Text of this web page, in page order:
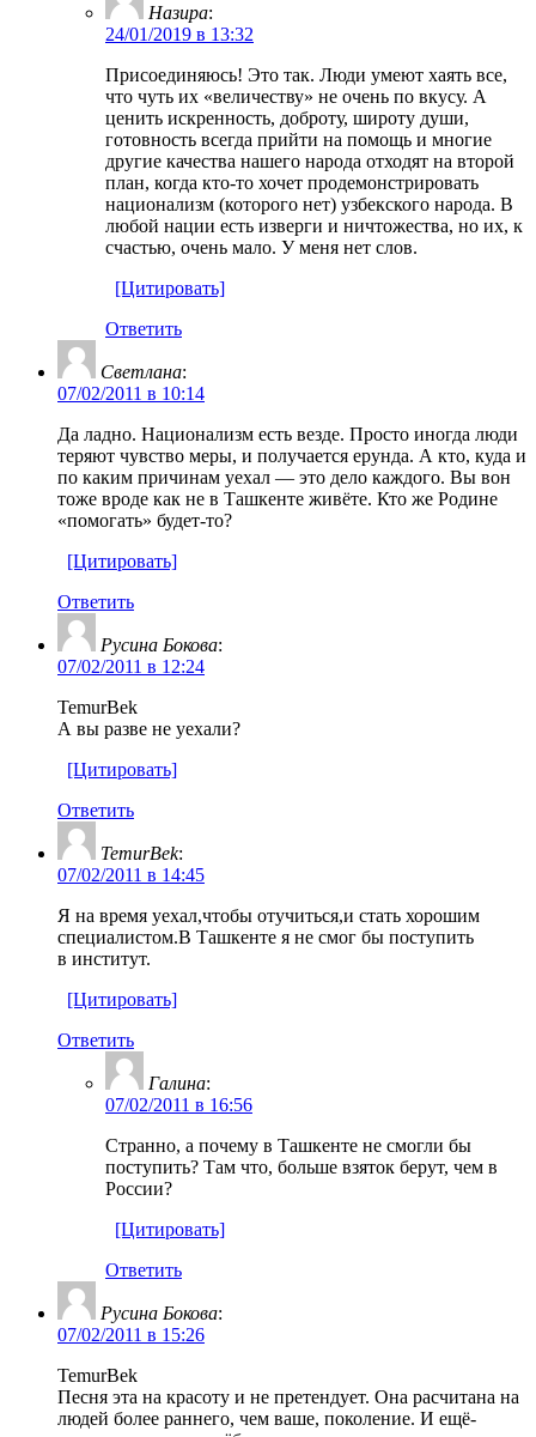
Назира:
24/01/2019 в 13:32
Присоединяюсь! Это так. Люди умеют хаять все,
что чуть их «величеству» не очень по вкусу. А
ценить искренность, доброту, широту души,
готовность всегда прийти на помощь и многие
другие качества нашего народа отходят на второй
план, когда кто-то хочет продемонстрировать
национализм (которого нет) узбекского народа. В
любой нации есть изверги и ничтожества, но их, к
счастью, очень мало. У меня нет слов.
[Цитировать]
Ответить
Светлана:
07/02/2011 в 10:14
Да ладно. Национализм есть везде. Просто иногда люди
теряют чувство меры, и получается ерунда. А кто, куда и
по каким причинам уехал — это дело каждого. Вы вон
тоже вроде как не в Ташкенте живёте. Кто же Родине
«помогать» будет-то?
[Цитировать]
Ответить
Русина Бокова:
07/02/2011 в 12:24
TemurBek
А вы разве не уехали?
[Цитировать]
Ответить
TemurBek:
07/02/2011 в 14:45
Я на время уехал,чтобы отучиться,и стать хорошим
специалистом.В Ташкенте я не смог бы поступить
в институт.
[Цитировать]
Ответить
Галина:
07/02/2011 в 16:56
Странно, а почему в Ташкенте не смогли бы
поступить? Там что, больше взяток берут, чем в
России?
[Цитировать]
Ответить
Русина Бокова:
07/02/2011 в 15:26
TemurBek
Песня эта на красоту и не претендует. Она расчитана на
людей более раннего, чем ваше, поколение. И ещё-